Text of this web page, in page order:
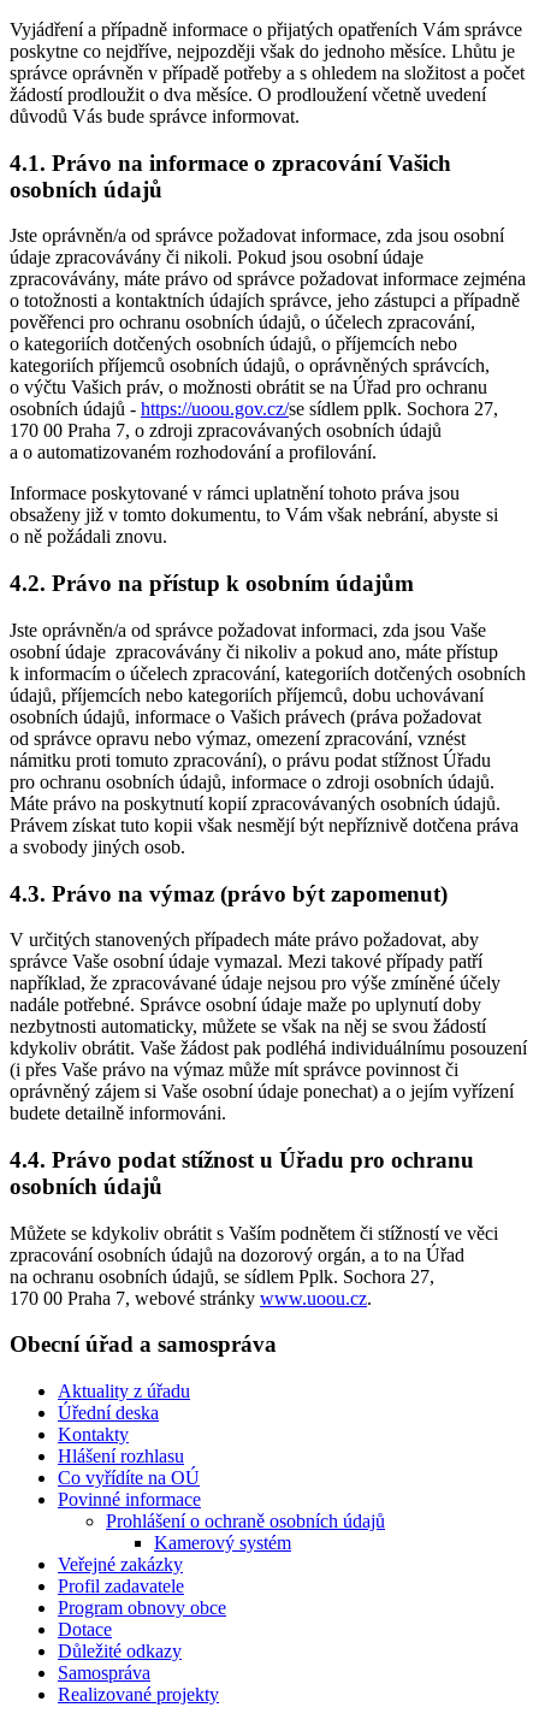
Vyjádření a případně informace o přijatých opatřeních Vám správce
poskytne co nejdříve, nejpozději však do jednoho měsíce. Lhůtu je
správce oprávněn v případě potřeby a s ohledem na složitost a počet
žádostí prodloužit o dva měsíce. O prodloužení včetně uvedení
důvodů Vás bude správce informovat.
4.1. Právo na informace o zpracování Vašich
osobních údajů
Jste oprávněn/a od správce požadovat informace, zda jsou osobní
údaje zpracovávány či nikoli. Pokud jsou osobní údaje
zpracovávány, máte právo od správce požadovat informace zejména
o totožnosti a kontaktních údajích správce, jeho zástupci a případně
pověřenci pro ochranu osobních údajů, o účelech zpracování,
o kategoriích dotčených osobních údajů, o příjemcích nebo
kategoriích příjemců osobních údajů, o oprávněných správcích,
o výčtu Vašich práv, o možnosti obrátit se na Úřad pro ochranu
osobních údajů - https://uoou.gov.cz/se sídlem pplk. Sochora 27,
170 00 Praha 7, o zdroji zpracovávaných osobních údajů
a o automatizovaném rozhodování a profilování.
Informace poskytované v rámci uplatnění tohoto práva jsou
obsaženy již v tomto dokumentu, to Vám však nebrání, abyste si
o ně požádali znovu.
4.2. Právo na přístup k osobním údajům
Jste oprávněn/a od správce požadovat informaci, zda jsou Vaše
osobní údaje zpracovávány či nikoliv a pokud ano, máte přístup
k informacím o účelech zpracování, kategoriích dotčených osobních
údajů, příjemcích nebo kategoriích příjemců, dobu uchovávaní
osobních údajů, informace o Vašich právech (práva požadovat
od správce opravu nebo výmaz, omezení zpracování, vznést
námitku proti tomuto zpracování), o právu podat stížnost Úřadu
pro ochranu osobních údajů, informace o zdroji osobních údajů.
Máte právo na poskytnutí kopií zpracovávaných osobních údajů.
Právem získat tuto kopii však nesmějí být nepříznivě dotčena práva
a svobody jiných osob.
4.3. Právo na výmaz (právo být zapomenut)
V určitých stanovených případech máte právo požadovat, aby
správce Vaše osobní údaje vymazal. Mezi takové případy patří
například, že zpracovávané údaje nejsou pro výše zmíněné účely
nadále potřebné. Správce osobní údaje maže po uplynutí doby
nezbytnosti automaticky, můžete se však na něj se svou žádostí
kdykoliv obrátit. Vaše žádost pak podléhá individuálnímu posouzení
(i přes Vaše právo na výmaz může mít správce povinnost či
oprávněný zájem si Vaše osobní údaje ponechat) a o jejím vyřízení
budete detailně informováni.
4.4. Právo podat stížnost u Úřadu pro ochranu
osobních údajů
Můžete se kdykoliv obrátit s Vaším podnětem či stížností ve věci
zpracování osobních údajů na dozorový orgán, a to na Úřad
na ochranu osobních údajů, se sídlem Pplk. Sochora 27,
170 00 Praha 7, webové stránky www.uoou.cz.
Obecní úřad a samospráva
Aktuality z úřadu
Úřední deska
Kontakty
Hlášení rozhlasu
Co vyřídíte na OÚ
Povinné informace
Prohlášení o ochraně osobních údajů
Kamerový systém
Veřejné zakázky
Profil zadavatele
Program obnovy obce
Dotace
Důležité odkazy
Samospráva
Realizované projekty